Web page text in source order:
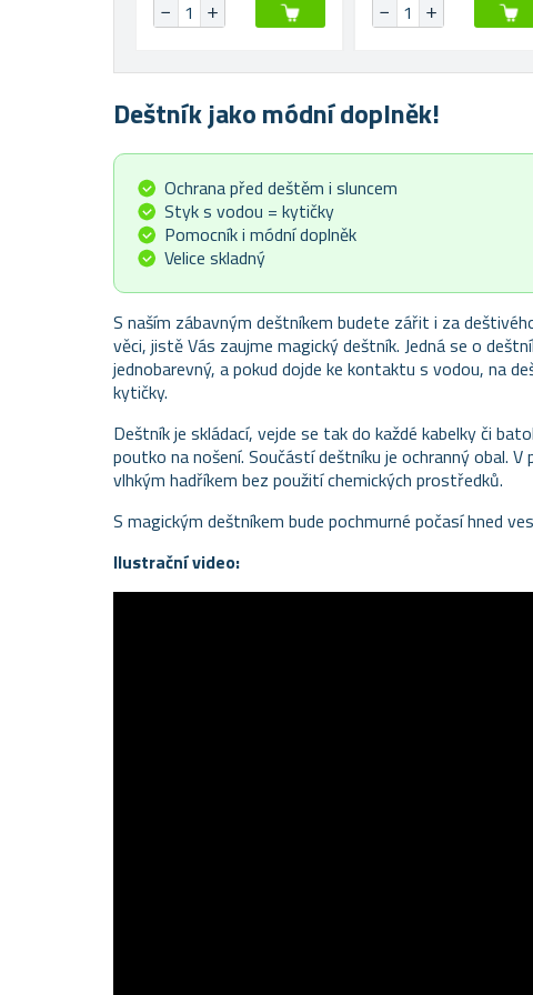
Deštník jako módní doplněk!
Ochrana před deštěm i sluncem
Styk s vodou = kytičky
Pomocník i módní doplněk
Velice skladný
S naším zábavným deštníkem budete zářit i za
věci, jistě Vás zaujme magický deštník. Jedná se o
jednobarevný, a pokud dojde ke kontaktu s vodou, na
kytičky.
Deštník je skládací, vejde se tak do každé kabelky či
poutko na nošení. Součástí deštníku je ochranný obal.
vlhkým hadříkem bez použití chemických prostředků.
S magickým deštníkem bude pochmurné počasí hned
Ilustrační video: